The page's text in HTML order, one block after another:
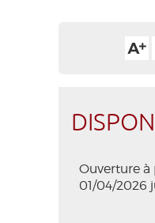
Ouverture
01/04/2026